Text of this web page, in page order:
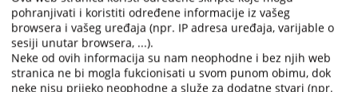
jednog općinskog suda na drugi općinski sud na
području kantona;
c) da odlučuje o brisanju osude i prestanku mjera
sigurnosti i pravnih posljedica osude na osnovu
pohranjivati i koristiti određene informacije iz vašeg
browsera i vašeg uređaja (npr. IP adresa uređaja, varijable o
sesiji unutar browsera, ...).
Neke od ovih informacija su nam neophodne i bez njih web
stranica ne bi mogla fukcionisati u svom punom obimu, dok
neke nisu prijeko neophodne a služe za dodatne stvari (npr.